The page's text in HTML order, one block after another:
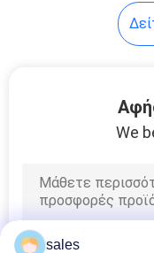
Ψύξη
PCM
We
sales